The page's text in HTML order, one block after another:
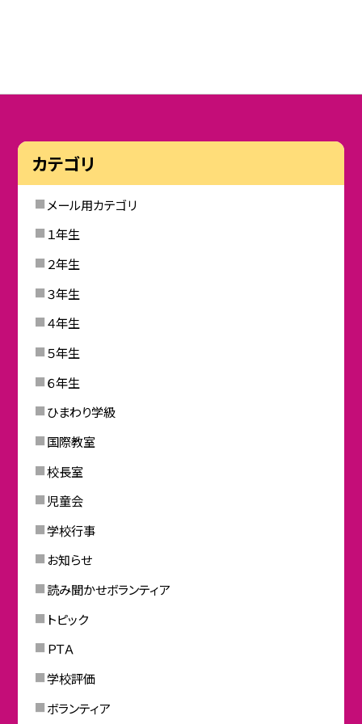
カテゴリ
メール用カテゴリ
１年生
２年生
３年生
４年生
５年生
６年生
ひまわり学級
国際教室
校長室
児童会
学校行事
お知らせ
読み聞かせボランティア
トピック
ＰＴＡ
学校評価
ボランティア